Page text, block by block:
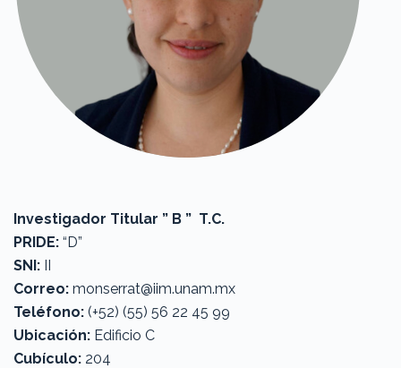
Investigador Titular ” B ” T.C.
PRIDE: “D”
SNI: II
Correo: monserrat@iim.unam.mx
Teléfono: (+52) (55) 56 22 45 99
Ubicación: Edificio C
Cubículo: 204